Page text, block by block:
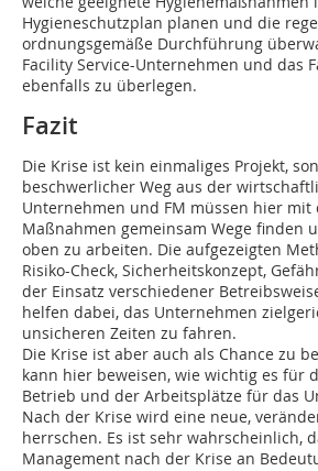
Hygieneschutzplan planen und die
ordnungsgemäße Durchführung
Facility Service-Unternehmen und das
ebenfalls zu überlegen.
Fazit
Die Krise ist kein einmaliges Projekt,
beschwerlicher Weg aus der
Unternehmen und FM müssen hier mit
Maßnahmen gemeinsam Wege finden
oben zu arbeiten. Die aufgezeigten
Risiko-Check, Sicherheitskonzept,
der Einsatz verschiedener
helfen dabei, das Unternehmen
unsicheren Zeiten zu fahren.
Die Krise ist aber auch als Chance zu
kann hier beweisen, wie wichtig es für
Betrieb und der Arbeitsplätze für das
Nach der Krise wird eine neue,
herrschen. Es ist sehr wahrscheinlich,
Management nach der Krise an